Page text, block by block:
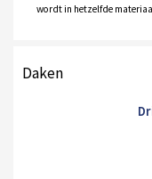
wordt in hetzelfde
Daken